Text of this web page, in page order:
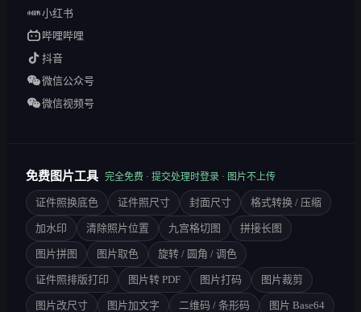
小红书
哔哩哔哩
抖音
微信公众号
微信视频号
免费图片工具 完全免费 · 提交处理时登录 · 图片不上传
证件照换底色 证件照尺寸 封面尺寸 格式转换 / 压缩
加水印 清除照片位置 九宫格切图 拼接长图
图片拼图 图片取色 旋转 / 圆角 / 调色
证件照排版打印 图片转 PDF 图片打码 图片裁剪
图片改尺寸 图片加文字 二维码 / 条形码 图片 Base64